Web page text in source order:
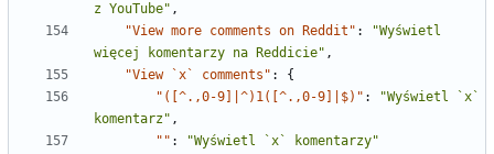
z YouTube" ,
"View more comments on Reddit" :
"Wyświetl
więcej komentarzy na Reddicie" ,
"View `x` comments" :
{
"([^.,0-9]|^)1([^.,0-9]|$)" :
"Wyświetl `x`
komentarz" ,
"" :
"Wyświetl `x` komentarzy"